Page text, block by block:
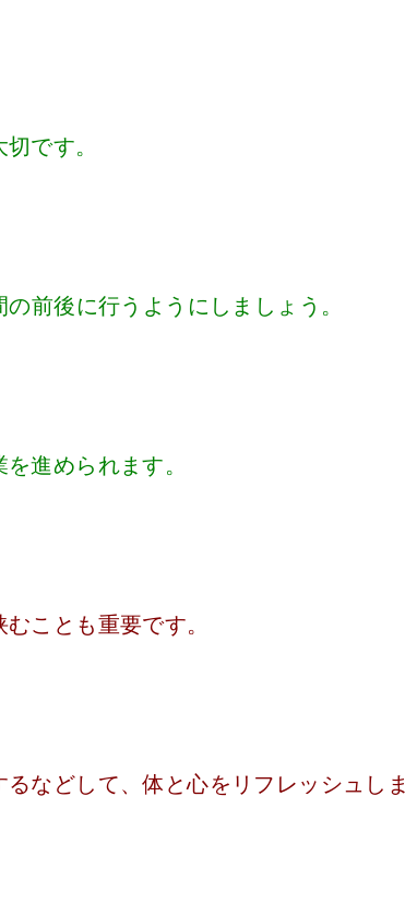
です。
前後に行うようにしましょう。
進められます。
ことも重要です。
などして、体と心をリフレッシュしま